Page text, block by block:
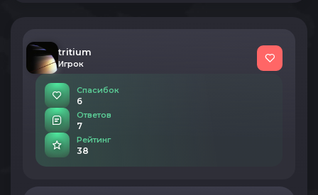
tritium
Игрок
Спасибок
6
Ответов
7
Рейтинг
38